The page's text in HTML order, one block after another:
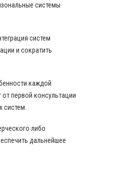
системы
систем
и сократить
каждой
первой консультации
либо
дальнейшее